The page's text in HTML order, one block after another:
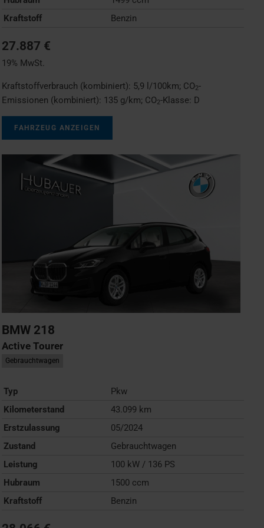
Kraftstoff
Benzin
27.887 €
19% MwSt.
Kraftstoffverbrauch (kombiniert): 5,9 l/100km; CO2-
Emissionen (kombiniert): 135 g/km; CO2-Klasse: D
FAHRZEUG ANZEIGEN
BMW 218
Active Tourer
Gebrauchtwagen
Typ
Pkw
Kilometerstand
43.099 km
Erstzulassung
05/2024
Zustand
Gebrauchtwagen
Leistung
100 kW / 136 PS
Hubraum
1500 ccm
Kraftstoff
Benzin